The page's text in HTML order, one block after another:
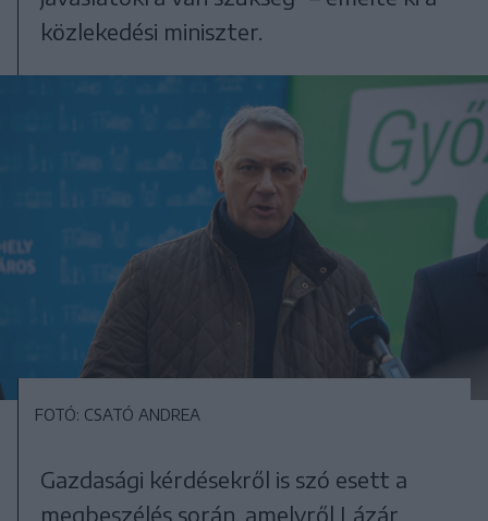
közlekedési miniszter.
FOTÓ: CSATÓ ANDREA
Gazdasági kérdésekről is szó esett a
megbeszélés során, amelyről Lázár